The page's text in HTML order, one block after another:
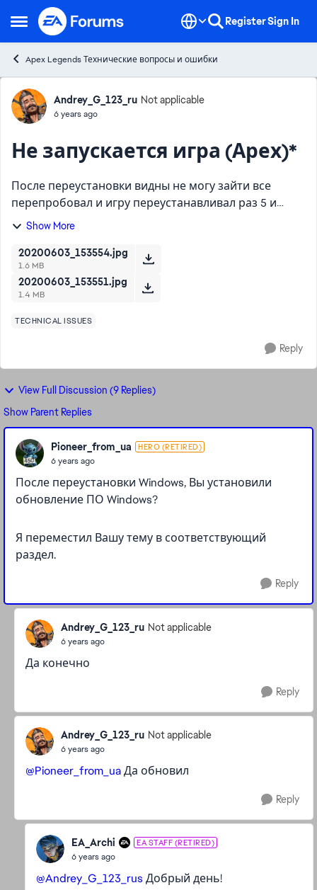
Open Side Menu
Skip to content RegisterSign In
Apex Legends Технические вопросы и ошибки
Forum Discussion
Andrey_G_123_ru Not applicable
6 years ago
Не запускается игра (Арех)*
После переустановки видны не могу зайти все
перепробовал и игру переустанавливал раз 5 и
восстанавливал не чего не помогает.... что мне
редактирования: н...
Show More
20200603_153554.jpg
1.6 MB
20200603_153551.jpg
1.4 MB
TECHNICAL ISSUES
Reply
View Full Discussion (9 Replies)
Show Parent Replies
Pioneer_from_ua HERO (RETIRED)
6 years ago
После переустановки Windows, Вы установили
обновление ПО Windows?
Я переместил Вашу тему в соответствующий
раздел.
Reply
Andrey_G_123_ru Not applicable
6 years ago
Да конечно
Reply
Andrey_G_123_ru Not applicable
6 years ago
@Pioneer_from_uaДа обновил
Reply
EA_Archi EA STAFF (RETIRED)
6 years ago
@Andrey_G_123_rus Добрый день!